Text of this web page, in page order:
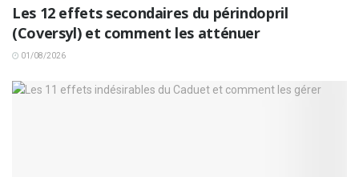
Les 12 effets secondaires du périndopril
(Coversyl) et comment les atténuer
01/08/2026